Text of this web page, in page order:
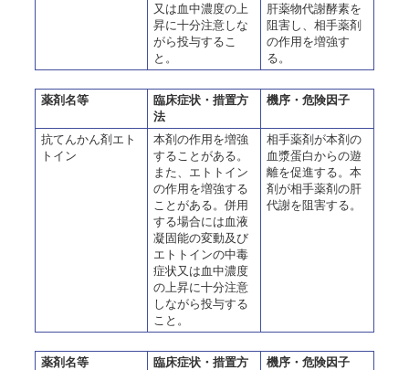
又は血中濃度の上
昇に十分注意しな
がら投与するこ
と。
肝薬物代謝酵素を
阻害し、相手薬剤
の作用を増強す
る。
薬剤名等
臨床症状・措置方
法
機序・危険因子
抗てんかん剤エト
トイン
本剤の作用を増強
することがある。
また、エトトイン
の作用を増強する
ことがある。併用
する場合には血液
凝固能の変動及び
エトトインの中毒
症状又は血中濃度
の上昇に十分注意
しながら投与する
こと。
相手薬剤が本剤の
血漿蛋白からの遊
離を促進する。本
剤が相手薬剤の肝
代謝を阻害する。
薬剤名等
臨床症状・措置方
機序・危険因子